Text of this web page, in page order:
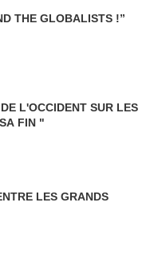
THE GLOBALISTS !”
L'OCCIDENT SUR LES
FIN "
LES GRANDS